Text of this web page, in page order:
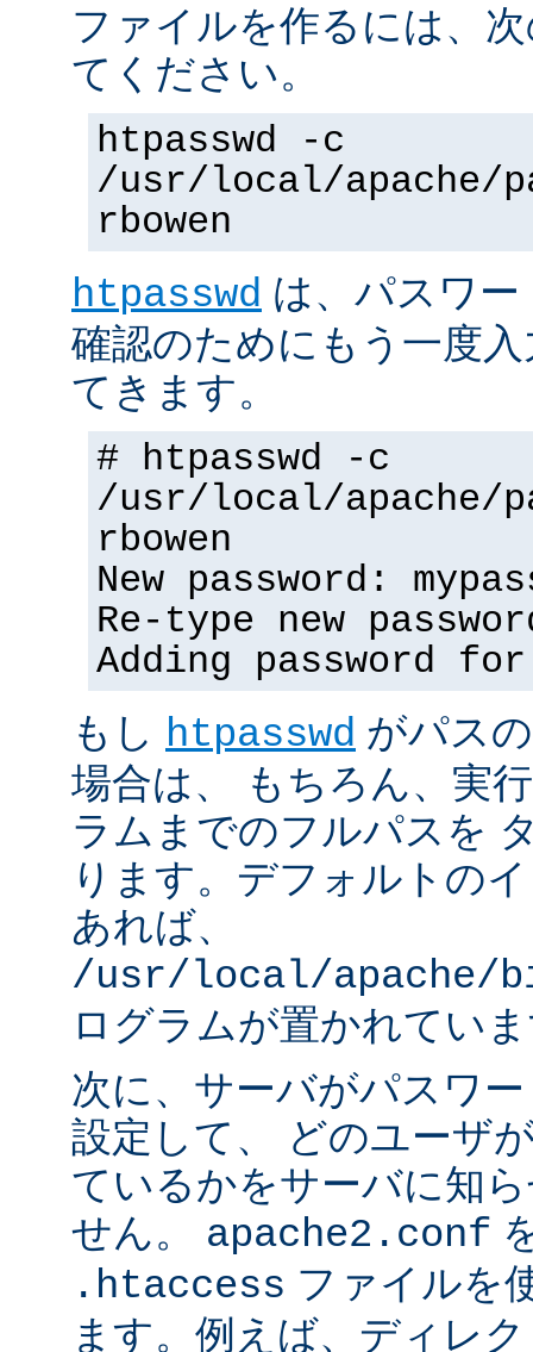
ファイルを作るには、
てください。
htpasswd -c
/usr/local/apache/
rbowen
htpasswd は、パスワ
確認のためにもう一度
てきます。
# htpasswd -c
/usr/local/apache/
rbowen
New password:
Re-type new
Adding password
もし htpasswd がパス
場合は、 もちろん、実
ラムまでのフルパスを
ります。デフォルトの
あれば、
/usr/local/apache/
ログラムが置かれてい
次に、サーバがパスワ
設定して、 どのユーザ
ているかをサーバに知
せん。 apache2.conf
.htaccess ファイルを
ます。例えば、ディレ